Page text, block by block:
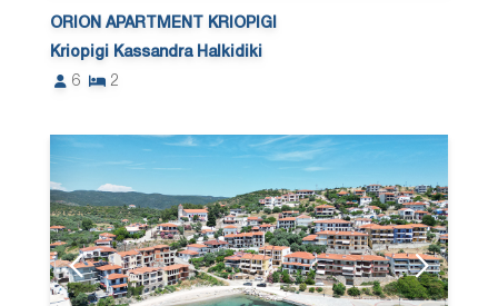
ORION APARTMENT KRIOPIGI
Kriopigi Kassandra Halkidiki
6
2